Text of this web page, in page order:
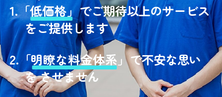
1.「低価格」でご期待以上のサービス
をご提供します
2.「明瞭な料金体系」で不安な思い
を させません